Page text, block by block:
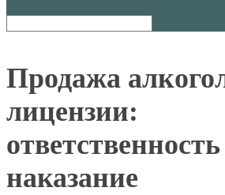
Продажа
лицензии:
наказание